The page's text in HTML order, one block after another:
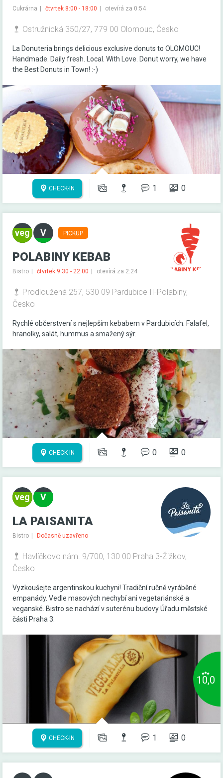
Cukrárna čtvrtek 8:00 - 18:00 otevírá za 0:54
Ostružnická 350/27, 779 00 Olomouc, Česko
La Donuteria brings delicious exclusive donuts to OLOMOUC!
Handmade. Daily fresh. Local. With Love. Donut worry, we have
the Best Donuts in Town! :-)
CHECK-IN 1 0
PICKUP
POLABINY KEBAB
Bistro čtvrtek 9:30 - 22:00 otevírá za 2:24
Prodloužená 257, 530 09 Pardubice II-Polabiny,
Česko
Rychlé občerstvení s nejlepším kebabem v Pardubicích. Falafel,
hranolky, salát, hummus a smažený sýr.
CHECK-IN 0 0
LA PAISANITA
Bistro Dočasně uzavřeno
Havlíčkovo nám. 9/700, 130 00 Praha 3-Žižkov,
Česko
Vyzkoušejte argentinskou kuchyni! Tradiční ručně vyráběné
empanády. Vedle masových nechybí ani vegetariánské a
veganské. Bistro se nachází v suterénu budovy Úřadu městské
části Praha 3.
10,0
CHECK-IN 1 0